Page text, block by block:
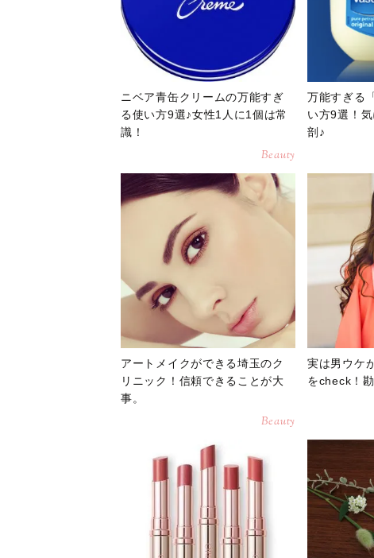
ニベア青缶クリームの万能すぎ
る使い方9選♪女性1人に1個は常
識！
Beauty
万能すぎる
い方9選！
剖♪
アートメイクができる埼玉のク
リニック！信頼できることが大
事。
Beauty
実は男ウケ
をcheck！